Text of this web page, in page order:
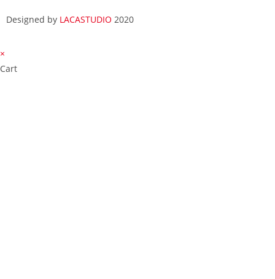
Designed by LACASTUDIO 2020
×
Cart